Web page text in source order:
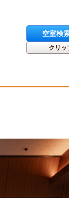
空室検
クリッ